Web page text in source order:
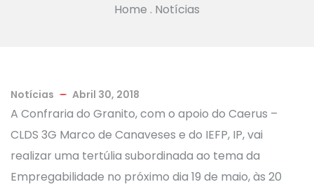
Home . Notícias
Notícias Abril 30, 2018
A Confraria do Granito, com o apoio do Caerus –
CLDS 3G Marco de Canaveses e do IEFP, IP, vai
realizar uma tertúlia subordinada ao tema da
Empregabilidade no próximo dia 19 de maio, às 20